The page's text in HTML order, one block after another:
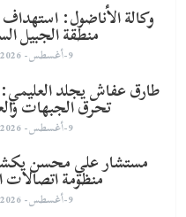
وكالة الأناضول:
منطقة الجبيل
9-أغسطس- 2026
طارق عفاش يجلد
تحرق الجبهات
9-أغسطس- 2026
مستشار علي محسن
منظومة
9-أغسطس- 2026